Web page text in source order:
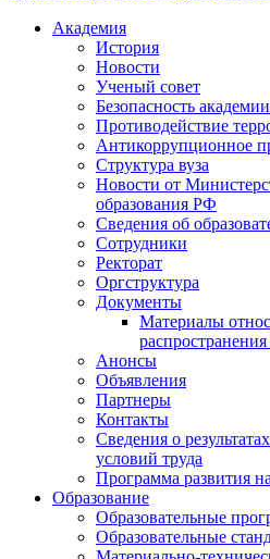
Академия
История
Новости
Ученый совет
Безопасность академии
Противодействие
Антикоррупционное
Структура вуза
Новости от
образования РФ
Сведения об
Сотрудники
Ректорат
Оргструктура
Документы
Материалы
Анонсы
Объявления
Партнеры
Контакты
Сведения о
условий труда
Программа развития
Образование
Образовательные
Образовательные